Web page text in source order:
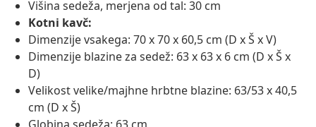
Višina sedeža, merjena od tal: 30 cm
Kotni kavč:
Dimenzije vsakega: 70 x 70 x 60,5 cm (D x Š x V)
Dimenzije blazine za sedež: 63 x 63 x 6 cm (D x Š x
D)
Velikost velike/majhne hrbtne blazine: 63/53 x 40,5
cm (D x Š)